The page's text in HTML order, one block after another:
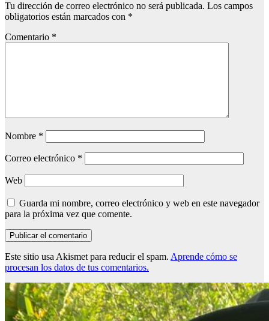
Tu dirección de correo electrónico no será publicada. Los campos
obligatorios están marcados con *
Comentario *
Nombre *
Correo electrónico *
Web
Guarda mi nombre, correo electrónico y web en este navegador
para la próxima vez que comente.
Este sitio usa Akismet para reducir el spam. Aprende cómo se
procesan los datos de tus comentarios.